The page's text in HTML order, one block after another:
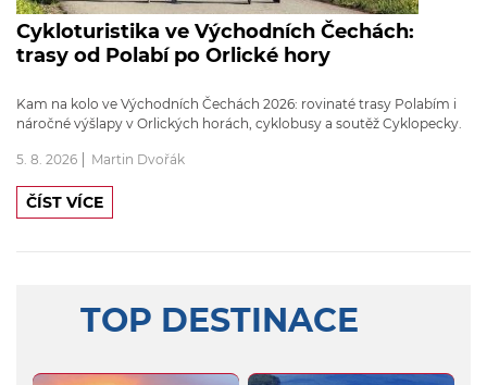
Cykloturistika ve Východních Čechách:
trasy od Polabí po Orlické hory
Kam na kolo ve Východních Čechách 2026: rovinaté trasy Polabím i
náročné výšlapy v Orlických horách, cyklobusy a soutěž Cyklopecky.
5. 8. 2026 Martin Dvořák
ČÍST VÍCE
TOP DESTINACE